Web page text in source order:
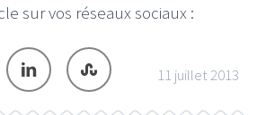
sur vos réseaux sociaux :
11 juillet 2013